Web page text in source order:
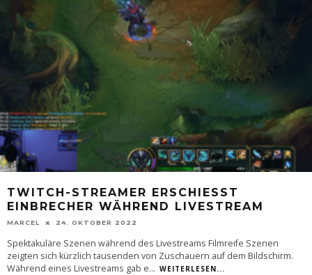
TWITCH-STREAMER ERSCHIESST E
INBRECHER WÄHREND LIVESTREAM
MARCEL 24. OKTOBER 2022
Spektakuläre Szenen während des Livestreams Filmreife Szenen
zeigten sich kürzlich tausenden von Zuschauern auf dem Bildschirm.
Während eines Livestreams gab e... WEITERLESEN...